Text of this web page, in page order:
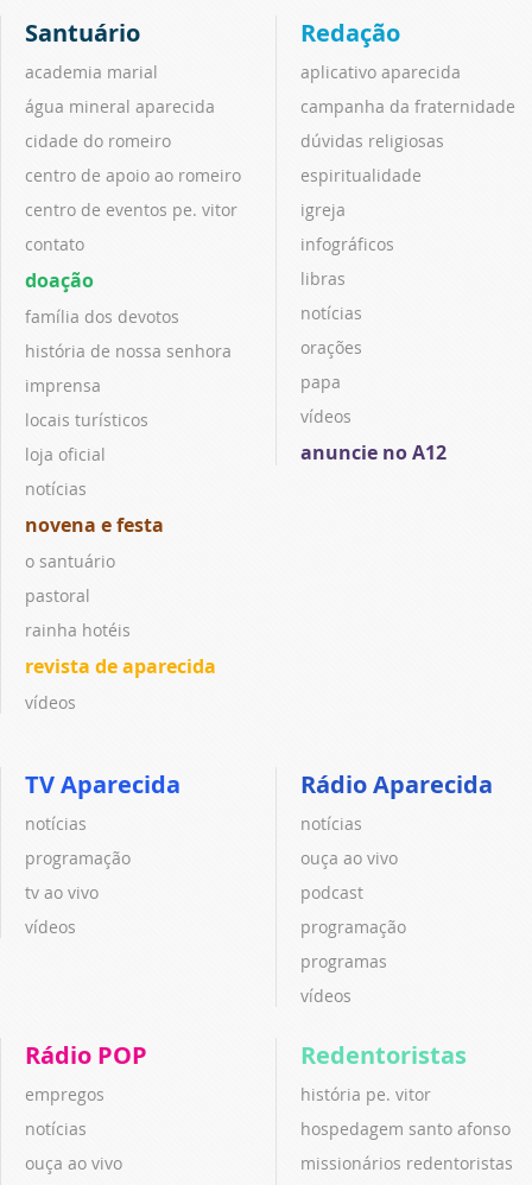
Santuário
academia marial
água mineral aparecida
cidade do romeiro
centro de apoio ao romeiro
centro de eventos pe. vitor
contato
doação
família dos devotos
história de nossa senhora
imprensa
locais turísticos
loja oficial
notícias
novena e festa
o santuário
pastoral
rainha hotéis
revista de aparecida
vídeos
Redação
aplicativo aparecida
campanha da fraternidade
dúvidas religiosas
espiritualidade
igreja
infográficos
libras
notícias
orações
papa
vídeos
anuncie no A12
TV Aparecida
notícias
programação
tv ao vivo
vídeos
Rádio Aparecida
notícias
ouça ao vivo
podcast
programação
programas
vídeos
Rádio POP
empregos
notícias
ouça ao vivo
Redentoristas
história pe. vitor
hospedagem santo afonso
missionários redentoristas